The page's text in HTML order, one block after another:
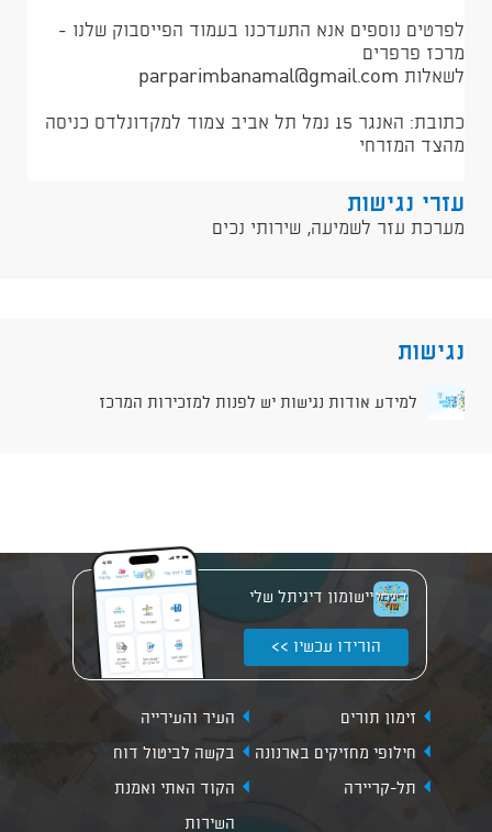
לפרטים נוספים אנא התעדכנו בעמוד הפייסבוק שלנו -
מרכז פרפרים
לשאלות parparimbanamal@gmail.com
כתובת: האנגר 15 נמל תל אביב צמוד למקדונלדס כניסה
מהצד המזרחי
עזרי נגישות
מערכת עזר לשמיעה, שירותי נכים
נגישות
למידע אודות נגישות יש לפנות למזכירות המרכז
יישומון דיגיתל שלי
הורידו עכשיו >>
זימון תורים
העיר והעירייה
חילופי מחזיקים בארנונה
בקשה לביטול דוח
תל-קריירה
הקוד האתי ואמנת
השירות